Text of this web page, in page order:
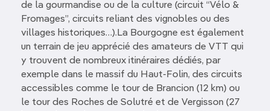
de la gourmandise ou de la culture (circuit “Vélo &
Fromages”, circuits reliant des vignobles ou des
villages historiques…).La Bourgogne est également
un terrain de jeu apprécié des amateurs de VTT qui
y trouvent de nombreux itinéraires dédiés, par
exemple dans le massif du Haut-Folin, des circuits
accessibles comme le tour de Brancion (12 km) ou
le tour des Roches de Solutré et de Vergisson (27